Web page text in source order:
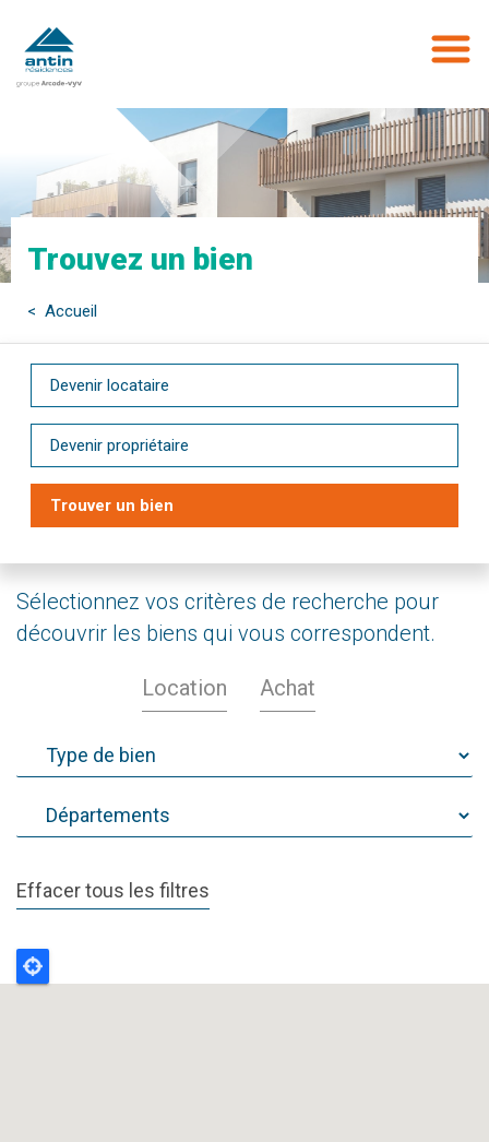
contenu
principal
Trouvez un bien
< Accueil
Devenir locataire
Devenir propriétaire
Trouver un bien
Sélectionnez vos critères de recherche pour
découvrir les biens qui vous correspondent.
Location Achat
Effacer tous les filtres